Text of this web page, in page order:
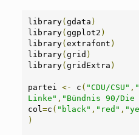
library(gdata )
library(ggplot2 )
library(extrafont )
library(grid )
library(gridExtra )
partei <- c ( "CDU/CSU" ,
Linke" , "Bündnis 90/Die
col=c ( "black" , "red" ,
)